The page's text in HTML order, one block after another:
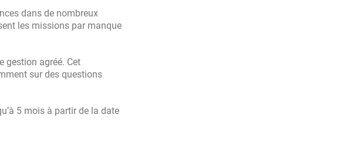
dans de nombreux
les missions par manque
gestion agréé. Cet
sur des questions
5 mois à partir de la date